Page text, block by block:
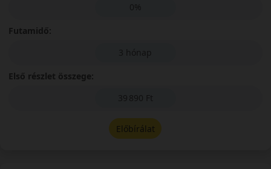
0%
Futamidő:
3 hónap
Első részlet összege:
39 890 Ft
Előbírálat